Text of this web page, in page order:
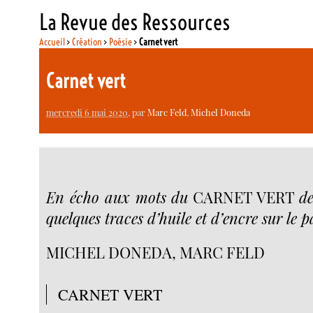
La Revue des Ressources
Accueil>Création > Poésie>Carnet vert
Carnet vert
mercredi 6 mai 2020, parMarc Feld,Michel Doneda
En écho aux mots du CARNET VERT de
quelques traces d’huile et d’encre sur le
MICHEL DONEDA, MARC FELD
CARNET VERT